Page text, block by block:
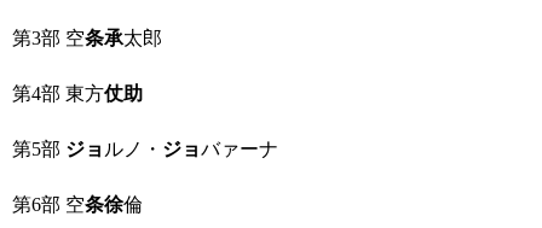
第3部 空条承太郎
第4部 東方仗助
第5部 ジョ ルノ・ ジョバァーナ
第6部 空条徐倫